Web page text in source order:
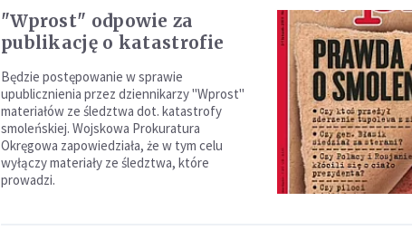
"Wprost" odpowie za
publikację o katastrofie
Będzie postępowanie w sprawie
upublicznienia przez dziennikarzy "Wprost"
materiałów ze śledztwa dot. katastrofy
smoleńskiej. Wojskowa Prokuratura
Okręgowa zapowiedziała, że w tym celu
wyłączy materiały ze śledztwa, które
prowadzi.